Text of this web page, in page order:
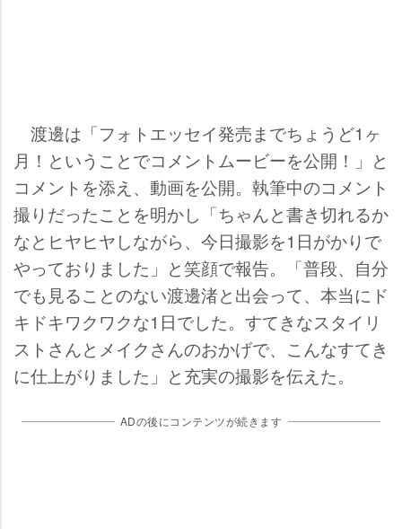
渡邊は「フォトエッセイ発売までちょうど1ヶ
月！ということでコメントムービーを公開！」と
コメントを添え、動画を公開。執筆中のコメント
撮りだったことを明かし「ちゃんと書き切れるか
なとヒヤヒヤしながら、今日撮影を1日がかりで
っておりました」と笑顔で報告。「普段、自分
でも見ることのない渡邊渚と出会って、本当にド
キドキワクワクな1日でした。すてきなスタイリ
ストさんとメイクさんのおかげで、こんなすてき
に仕上がりました」と充実の撮影を伝えた。
ADの後にコンテンツが続きます